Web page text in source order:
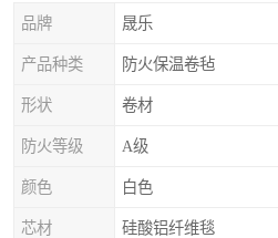
品牌 晟乐
产品种类 防火保温卷毡
形状 卷材
防火等级 A级
颜色 白色
芯材 硅酸铝纤维毯